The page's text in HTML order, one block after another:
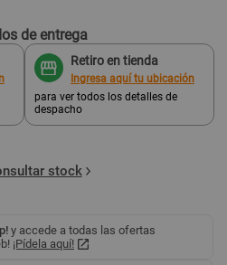
de entrega
Retiro en tienda
Ingresa aquí tu ubicación
para ver todos los detalles de
despacho
stock
y accede a todas las ofertas
¡Pídela aquí!